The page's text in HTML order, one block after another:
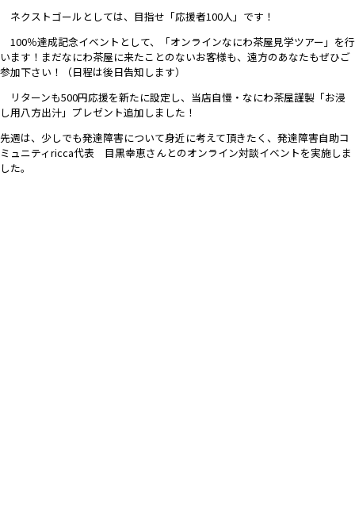
ネクストゴールとしては、目指せ「応援者100人」です！
100％達成記念イベントとして、「オンラインなにわ茶屋見学ツアー」を行
います！まだなにわ茶屋に来たことのないお客様も、遠方のあなたもぜひご
参加下さい！（日程は後日告知します）
リターンも500円応援を新たに設定し、当店自慢・なにわ茶屋謹製「お浸
し用八方出汁」プレゼント追加しました！
先週は、少しでも発達障害について身近に考えて頂きたく、発達障害自助コ
ミュニティricca代表 目黒幸恵さんとのオンライン対談イベントを実施しま
した。